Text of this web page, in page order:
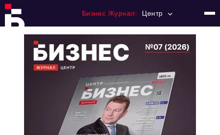
Бизнес Журнал: Центр